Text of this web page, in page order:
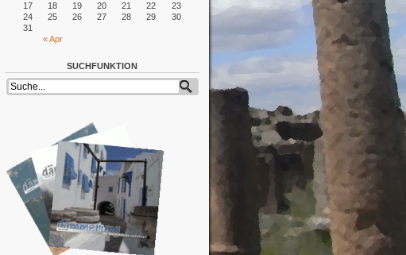
« Apr
17
18 19 20 21 22
23
24
25 26 27 28 29
30
31
SUCHFUNKTION